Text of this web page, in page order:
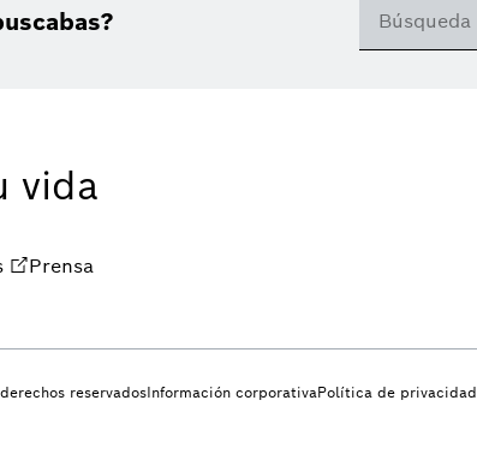
vida
Prensa
reservadosInformación corporativaPolítica de privacidad